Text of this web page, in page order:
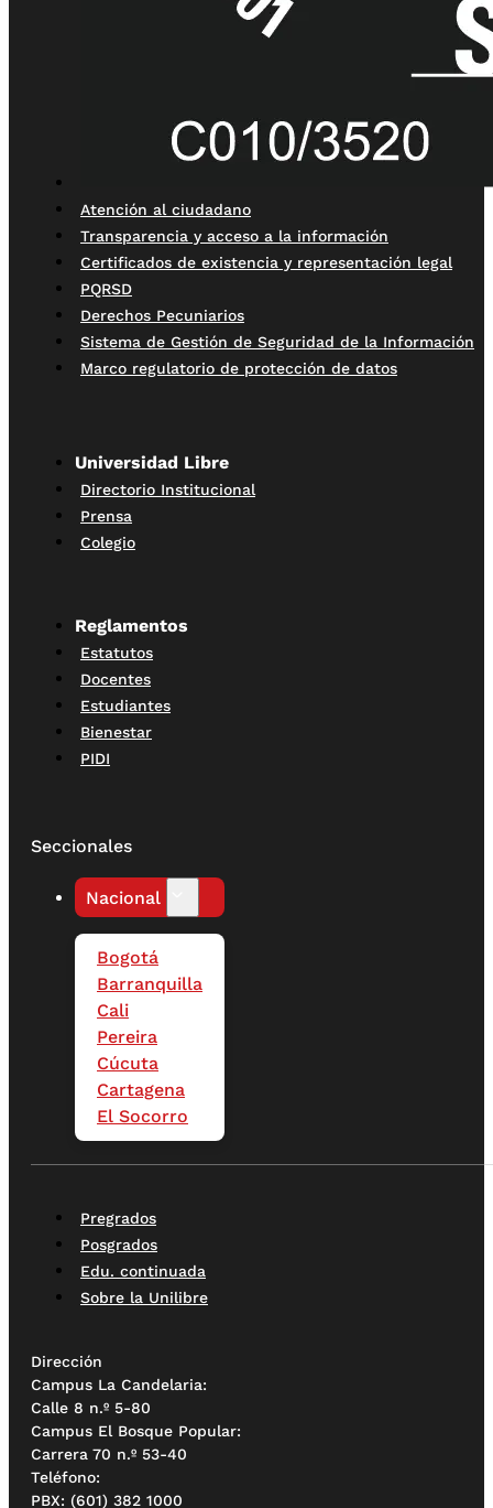
Atención al ciudadano
Transparencia y acceso a la información
Certificados de existencia y representación legal
PQRSD
Derechos Pecuniarios
Sistema de Gestión de Seguridad de la Información
Marco regulatorio de protección de datos
Universidad Libre
Directorio Institucional
Prensa
Colegio
Reglamentos
Estatutos
Docentes
Estudiantes
Bienestar
PIDI
Seccionales
Nacional
Bogotá
Barranquilla
Cali
Pereira
Cúcuta
Cartagena
El Socorro
Pregrados
Posgrados
Edu. continuada
Sobre la Unilibre
Dirección
Campus La Candelaria:
Calle 8 n.º 5-80
Campus El Bosque Popular:
Carrera 70 n.º 53-40
Teléfono:
PBX: (601) 382 1000